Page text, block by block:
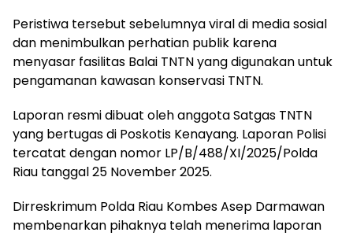
Peristiwa tersebut sebelumnya viral di media sosial
dan menimbulkan perhatian publik karena
menyasar fasilitas Balai TNTN yang digunakan untuk
pengamanan kawasan konservasi TNTN.
Laporan resmi dibuat oleh anggota Satgas TNTN
yang bertugas di Poskotis Kenayang. Laporan Polisi
tercatat dengan nomor LP/B/488/XI/2025/Polda
Riau tanggal 25 November 2025.
Dirreskrimum Polda Riau Kombes Asep Darmawan
membenarkan pihaknya telah menerima laporan